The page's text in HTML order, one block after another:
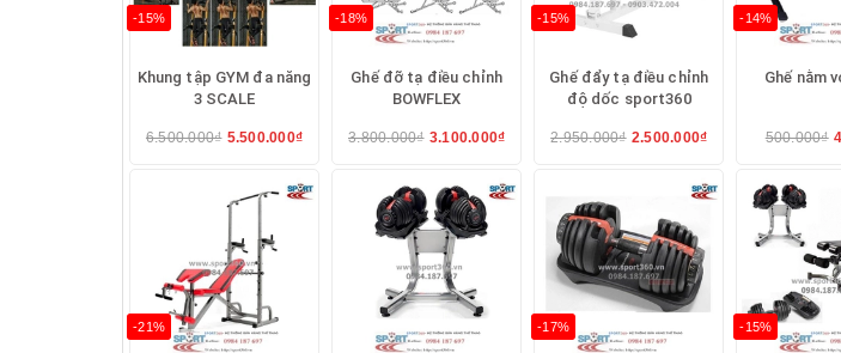
+ tập cơ chân trước,tập cơ chân sau
+ tập cơ bụng
+ tập cơ tay trước
-15%
Khung tập GYM đa năng
3 SCALE
6.500.000₫ 5.500.000₫
-18%
Ghế đỡ tạ điều chỉnh
BOWFLEX
3.800.000₫ 3.100.000₫
-15%
Ghế đẩy tạ điều chỉnh
độ dốc sport360
2.950.000₫ 2.500.000₫
-14%
Ghế nằm
500.000₫
-21% -17% -15%